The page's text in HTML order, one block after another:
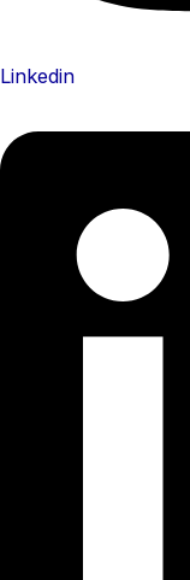
Linkedin